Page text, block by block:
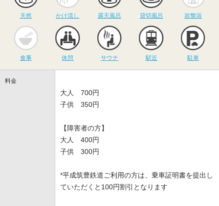
天然 かけ流し 露天風呂 貸切風呂 岩盤浴
食事 休憩
サウナ
サウナ 駅近 駐車
料金
大人 700円
子供 350円
【障害者の方】
大人 400円
子供 300円
*平成筑豊鉄道ご利用の方は、乗車証明書を提出し
ていただくと100円割引となります